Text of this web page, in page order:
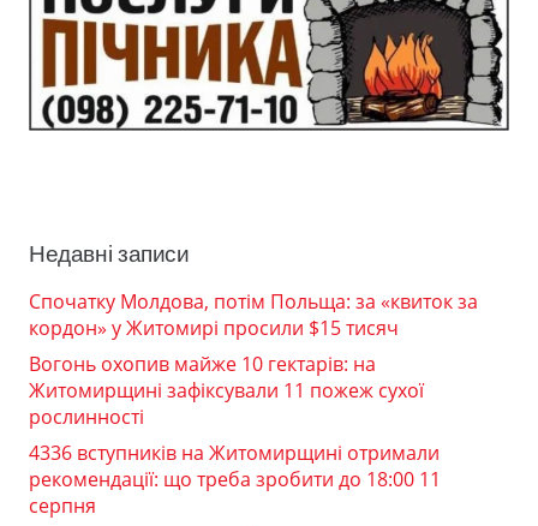
Недавні записи
Спочатку Молдова, потім Польща: за «квиток за
кордон» у Житомирі просили $15 тисяч
Вогонь охопив майже 10 гектарів: на
Житомирщині зафіксували 11 пожеж сухої
рослинності
4336 вступників на Житомирщині отримали
рекомендації: що треба зробити до 18:00 11
серпня